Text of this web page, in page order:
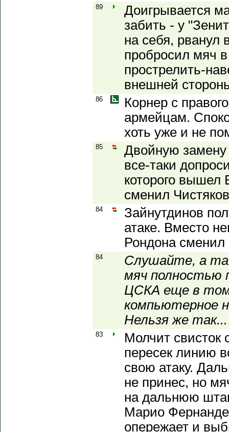
89
Доигрывается
забить - у
на себя,
пробросил мяч
прострелить-
внешней
86
Корнер с
армейцам.
хоть уже и не
85
Двойную
все-таки
которого вышел
сменил
84
Зайнутдинов
атаке. Вместо
Рондона
84
Слушайте, а
мяч полностью
ЦСКА еще в том
компьютерное
Нельзя же так...
83
Молчит свисток
пересек линию
свою атаку.
не принес, но
на дальнюю
Марио
опережает и